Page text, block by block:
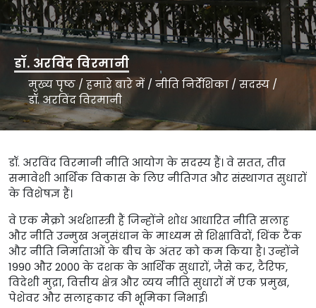
मुख्य पृष्ठ/हमारे बारे में /नीति निर्देशिका /सदस्य /
डॉ. अरविंद विरमानी
डॉ. अरविंद विरमानी
डॉ. अरविंद विरमानी नीति आयोग के सदस्य हैं। वे सतत, तीव्र
समावेशी आर्थिक विकास के लिए नीतिगत और संस्थागत सुधारों
के विशेषज्ञ हैं।
वे एक मैक्रो अर्थशास्त्री हैं जिन्होंने शोध आधारित नीति सलाह
और नीति उन्मुख अनुसंधान के माध्यम से शिक्षाविदों, थिंक टैंक
और नीति निर्माताओं के बीच के अंतर को कम किया है। उन्होंने
1990 और 2000 के दशक के आर्थिक सुधारों, जैसे कर, टैरिफ,
विदेशी मुद्रा, वित्तीय क्षेत्र और व्यय नीति सुधारों में एक प्रमुख,
पेशेवर और सलाहकार की भूमिका निभाई।